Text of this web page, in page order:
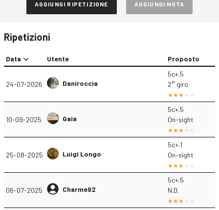
AGGIUNGI RIPETIZIONE AGGIUNGI NOTA
Ripetizioni
Data Utente Proposto
24-07-2026 Daniroccia
5c+.5
2° giro
10-09-2025 Gaia
5c+.5
On-sight
25-08-2025 Luigi Longo
5c+.1
On-sight
06-07-2025 Charme92
5c+.5
N.D.